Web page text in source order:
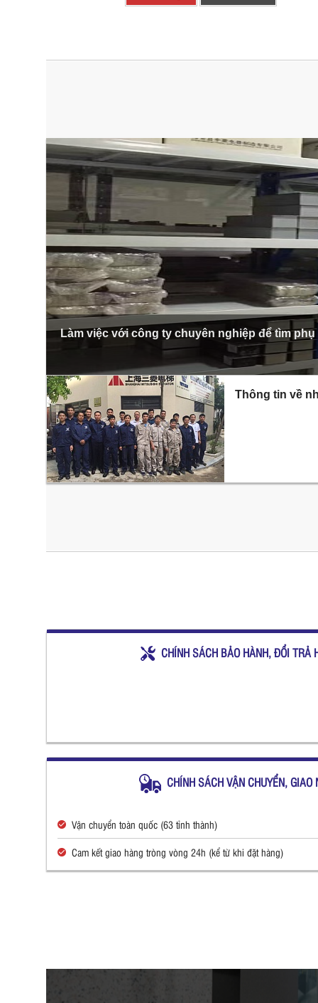
Làm việc với công ty chuyên nghiệp để tìm
Thông tin về
CHÍNH SÁCH BẢO HÀNH, ĐỔI TRẢ
CHÍNH SÁCH VẬN CHUYỂN, GIAO
Vận chuyển toàn quốc (63 tỉnh thành)
Cam kết giao hàng tròng vòng 24h (kể từ khi đặt hàng)